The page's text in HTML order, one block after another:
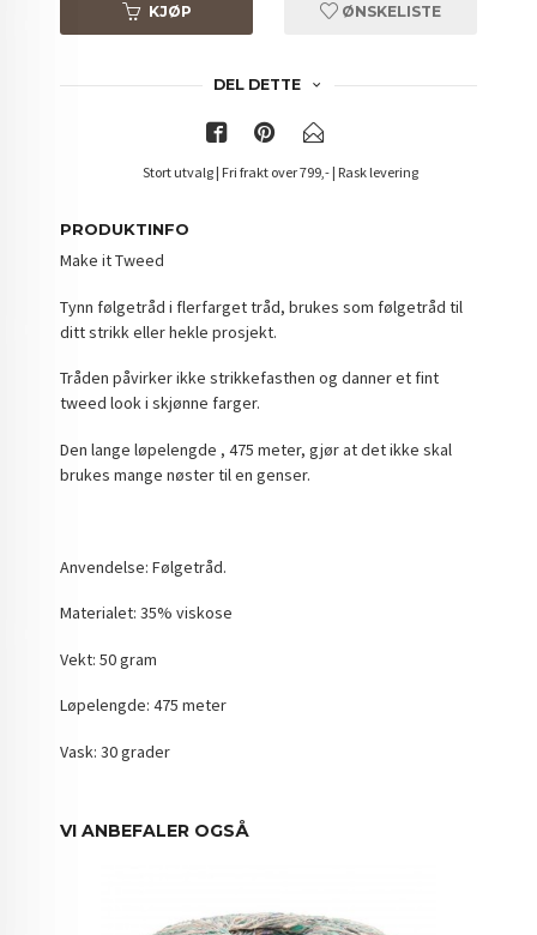
KJØP ØNSKELISTE
DEL DETTE
Stort utvalg | Fri frakt over 799,- | Rask levering
PRODUKTINFO
Make it Tweed
Tynn følgetråd i flerfarget tråd, brukes som følgetråd til
ditt strikk eller hekle prosjekt.
Tråden påvirker ikke strikkefasthen og danner et fint
tweed look i skjønne farger.
Den lange løpelengde , 475 meter, gjør at det ikke skal
brukes mange nøster til en genser.
Anvendelse: Følgetråd.
Materialet: 35% viskose
Vekt: 50 gram
Løpelengde: 475 meter
Vask: 30 grader
VI ANBEFALER OGSÅ